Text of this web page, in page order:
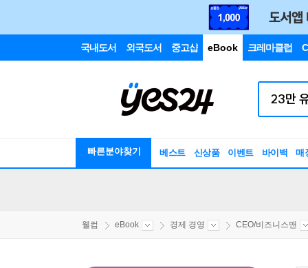
국내도서 외국도서 중고샵 eBook 크레마클럽
빠른분야찾기 베스트 신상품 이벤트 바이백 매
웰컴 eBook 경제 경영 CEO/비즈니스맨